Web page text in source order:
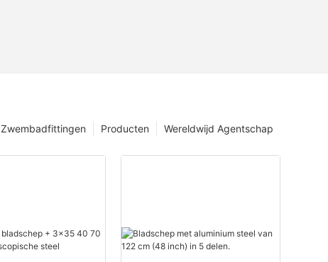
Wereldwijd Agentschap
Producten
Zwembadfittingen